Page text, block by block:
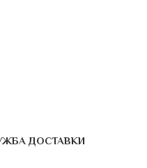
ДОСТАВКИ